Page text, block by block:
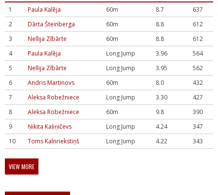
1 Paula Kalēja 60m 8.7
637
2
Dārta Šteinberga 60m 8.8
612
3
Nellija Zībārte 60m 8.8
612
4
Paula Kalēja Long Jump 3.96
564
5
Nellija Zībārte Long Jump 3.95
562
6
Andris Martinovs 60m 8.0
432
7
Aleksa Robežniece Long Jump 3.30
427
8
Aleksa Robežniece 60m 9.8
390
9
Ņikita Kaļiņičevs Long Jump 4.24
347
10
Toms Kalnriekstiņš Long Jump 4.22 343
VIEW MORE